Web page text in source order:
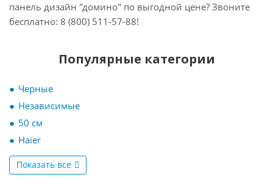
панель дизайн "домино" по выгодной цене? Звоните
бесплатно: 8 (800) 511-57-88!
Популярные категории
Черные
Независимые
50 см
Haier
Показать все